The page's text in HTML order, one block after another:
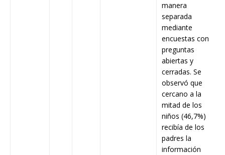
manera
separada
mediante
encuestas con
preguntas
abiertas y
cerradas. Se
observó que
cercano a la
mitad de los
niños (46,7%)
recibía de los
padres la
información